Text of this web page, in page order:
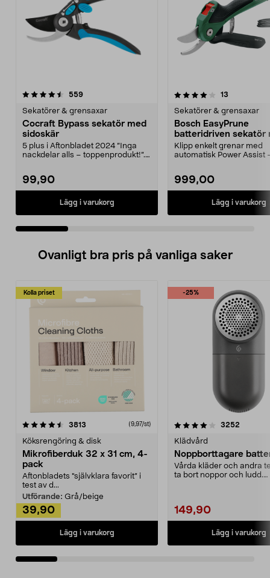
559recensioner
Sekatörer & grensaxar
Cocraft Bypass sekatör med
sidoskär
5 plus i Aftonbladet 2024 ”Inga
nackdelar alls – toppenprodukt!”.
99,90
Lägg i varukorg
4.0 av 5 stjärnor 13
Sekatörer & grensaxar
Bosch EasyPrune
batteridriven sekatör
bypass 3,6 V
Klipp enkelt grenar med
automatisk Power Assist
999,00
Lägg i varukorg
5.0 av 5 stjärnor
Ovanligt bra pris på vanliga saker
Kolla priset
3813 (9,97/st)
Köksrengöring & disk
Mikrofiberduk 32 x 31 cm, 4-
pack
Aftonbladets "självklara favorit” i
test av d...
Utförande: Grå/beige
39,90
Lägg i varukorg
-25%
4.0av 5 stjärnor 3252
Klädvård
Noppborttagare
Vårda kläder och andra
ta bort noppor och ludd.
149,90
Lägg i varukorg
4.5av 5 stjärnor